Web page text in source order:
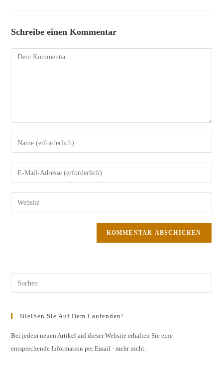
Schreibe einen Kommentar
Kommentar
Gib
deinen
oder
Benutzernamen
Gib
deine
Mail-
Gib
deine
Bleiben Sie Auf Dem Laufenden!
Bei jedem neuen Artikel auf dieser Website erhalten Sie eine
entsprechende Information per Email - mehr nicht.